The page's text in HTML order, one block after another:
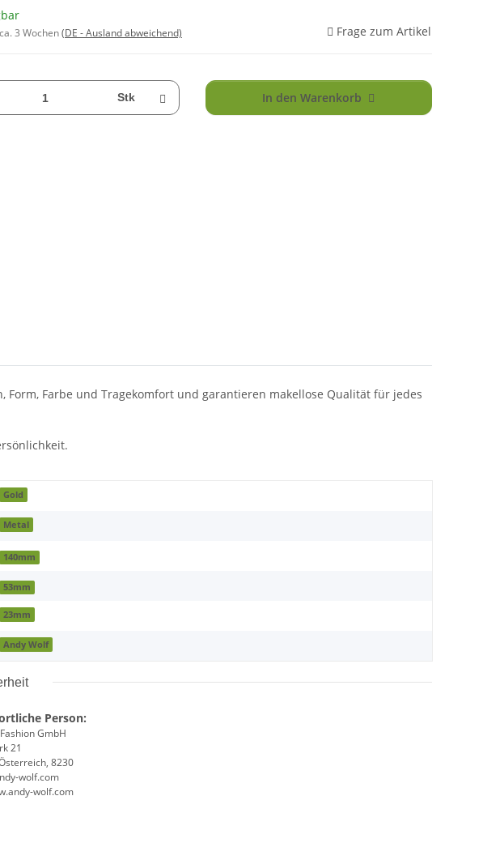
ca. 3 Wochen(DE - Ausland abweichend) Frage zum Artikel
Stk In den Warenkorb
Form, Farbe und Tragekomfort und garantieren makellose Qualität für jedes
Gold
Metal
140mm
53mm
23mm
Andy Wolf
Person:
GmbH
21
8230
wolf.com
wolf.com